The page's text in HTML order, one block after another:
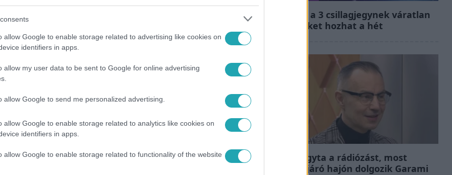
allow Google to enable storage related to advertising like cookies on
identifiers in apps.
allow my user data to be sent to Google for online advertising
allow Google to send me personalized advertising.
allow Google to enable storage related to analytics like cookies on
identifiers in apps.
allow Google to enable storage related to functionality of the website
#CZINE ÁGNES #ALKOTMÁNYBÍRÓ #KORRUPCIÓ
Ennek a 3 csillagjegynek váratlan
sikereket hozhat a hét
Otthagyta a rádiózást, most
óceánjáró hajón dolgozik Garami